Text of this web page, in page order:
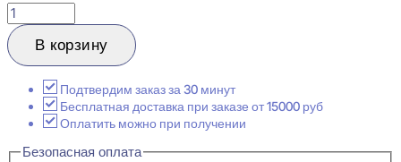
Количество
товара
Orac
Decor
STEPS
Карниз
потолочный
В корзину
Подтвердим заказ за 30 минут
Бесплатная доставка при заказе от 15000 руб
Оплатить можно при получении
Безопасная оплата